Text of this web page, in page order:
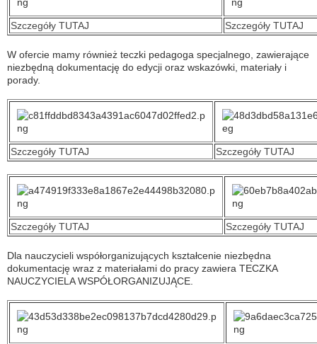
Szczegóły TUTAJ Szczegóły TUTAJ
W ofercie mamy również teczki pedagoga specjalnego, zawierające
niezbędną dokumentację do edycji oraz wskazówki, materiały i
porady.
Szczegóły TUTAJ Szczegóły TUTAJ
Szczegóły TUTAJ Szczegóły TUTAJ
Dla nauczycieli współorganizujących kształcenie niezbędna
dokumentację wraz z materiałami do pracy zawiera TECZKA
NAUCZYCIELA WSPÓŁORGANIZUJĄCE.